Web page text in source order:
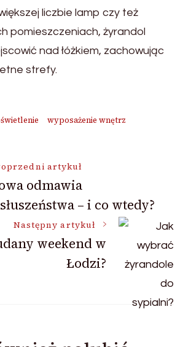
liczbie lamp czy też
pomieszczeniach, żyrandol
nad łóżkiem, zachowując
strefy.
wyposażenie wnętrz
artykuł
odmawia
– i co wtedy?
Następny artykuł
weekend w
Łodzi?